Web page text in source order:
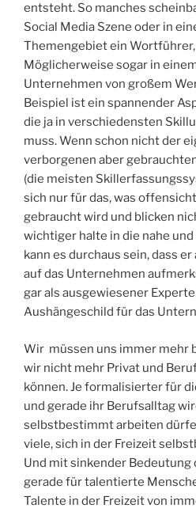
entsteht. So manches
Social Media Szene oder in
Themengebiet ein
Möglicherweise sogar in
Unternehmen von großem
Beispiel ist ein spannender
die ja in verschiedensten
muss. Wenn schon nicht der
verborgenen aber
(die meisten
sich nur für das, was
gebraucht wird und blicken
wichtiger halte in die nahe
kann es durchaus sein, dass
auf das Unternehmen
gar als ausgewiesener
Aushängeschild für das
Wir müssen uns immer mehr
wir nicht mehr Privat und
können. Je formalisierter für
und gerade ihr Berufsalltag
selbstbestimmt arbeiten
viele, sich in der Freizeit
Und mit sinkender
gerade für talentierte
Talente in der Freizeit von